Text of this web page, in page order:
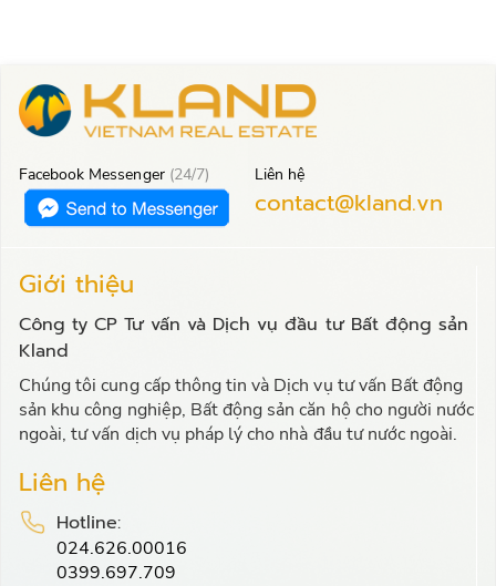
Facebook Messenger (24/7) Liên hệ
contact@kland.vn
Giới thiệu
Công ty CP Tư vấn và Dịch vụ đầu tư Bất động sản
Kland
Chúng tôi cung cấp thông tin và Dịch vụ tư vấn Bất động
sản khu công nghiệp, Bất động sản căn hộ cho người nước
ngoài, tư vấn dịch vụ pháp lý cho nhà đầu tư nước ngoài.
Liên hệ
Hotline:
024.626.00016
0399.697.709